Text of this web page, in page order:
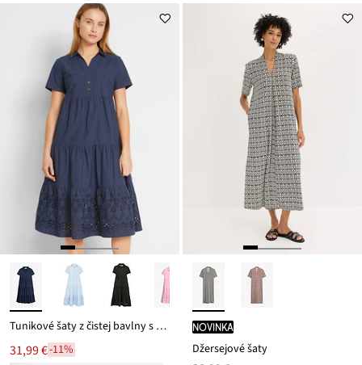
Tunikové šaty z čistej bavlny s dierkovanou výšivkou
31,99 €-11%
novinka
Džersejové šaty